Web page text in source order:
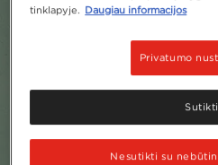
tinklapyje. Daugiau informacijos
Privatumo
Nesutikti su
Sutikti